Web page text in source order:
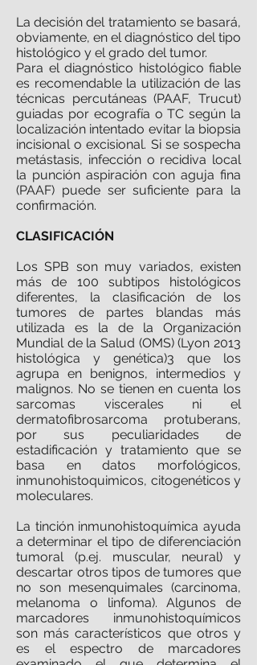
La decisión del tratamiento se basará,
obviamente, en el diagnóstico del tipo
histológico y el grado del tumor.
Para el diagnóstico histológico fiable
es recomendable la utilización de las
técnicas percutáneas (PAAF, Trucut)
guiadas por ecografía o TC según la
localización intentado evitar la biopsia
incisional o excisional. Si se sospecha
metástasis, infección o recidiva local
la punción aspiración con aguja fina
(PAAF) puede ser suficiente para la
confirmación.
CLASIFICACIÓN
Los SPB son muy variados, existen
más de 100 subtipos histológicos
diferentes, la clasificación de los
tumores de partes blandas más
utilizada es la de la Organización
Mundial de la Salud (OMS) (Lyon 2013
histológica y genética)3 que los
agrupa en benignos, intermedios y
malignos. No se tienen en cuenta los
sarcomas viscerales ni el
dermatofibrosarcoma protuberans,
por sus peculiaridades de
estadificación y tratamiento que se
basa en datos morfológicos,
inmunohistoquimicos, citogenéticos y
moleculares.
La tinción inmunohistoquímica ayuda
a determinar el tipo de diferenciación
tumoral (p.ej. muscular, neural) y
descartar otros tipos de tumores que
no son mesenquimales (carcinoma,
melanoma o linfoma). Algunos de
marcadores inmunohistoquímicos
son más característicos que otros y
es el espectro de marcadores